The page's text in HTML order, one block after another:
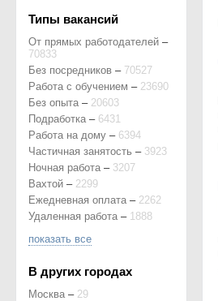
Типы вакансий
От прямых работодателей –
70833
Без посредников – 70527
Работа с обучением – 23690
Без опыта – 20603
Подработка – 6431
Работа на дому – 6394
Частичная занятость – 3923
Ночная работа – 3207
Вахтой – 2299
Ежедневная оплата – 2262
Удаленная работа – 1888
показать все
В других городах
Москва – 29